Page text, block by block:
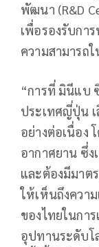
พัฒนา (R&D
เพื่อรองรับกา
ความสามารถ
“การที่ มินีแบ
ประเทศญี่ปุ่น
อย่างต่อเนื่อง
อากาศยาน ซึ่
และต้องมีมาต
ให้เห็นถึงควา
ของไทยในกา
อุปทานระดับโ